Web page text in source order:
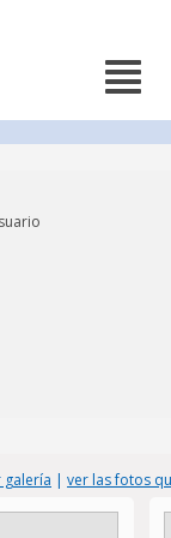
galería | ver las fotos